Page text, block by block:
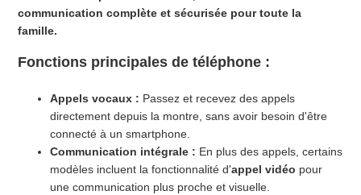
Combien de temps dois-je charger la montre ?
(ex. 5V/1.5A ou plus) ?
Quel chargeur dois-je utiliser pour ma SaveWatch ?
Afficher plus
communication complète et sécurisée pour toute la
famille.
Fonctions principales de téléphone :
Appels vocaux : Passez et recevez des appels
directement depuis la montre, sans avoir besoin d'être
connecté à un smartphone.
Communication intégrale : En plus des appels, certains
modèles incluent la fonctionnalité d'appel vidéo pour
une communication plus proche et visuelle.